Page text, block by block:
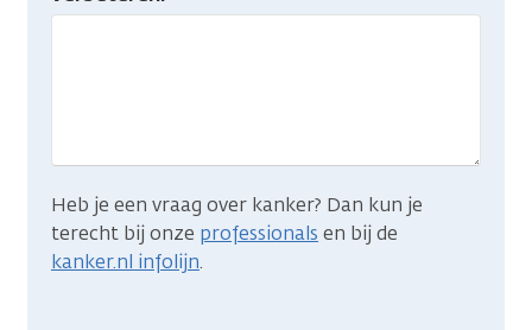
gevonden
Heb je een vraag over kanker? Dan kun je
terecht bij onze professionals en bij de
kanker.nl infolijn.